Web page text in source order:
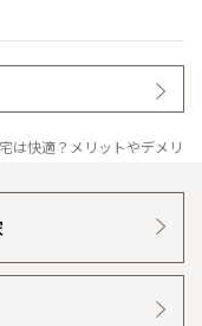
は快適？メリットやデメリ